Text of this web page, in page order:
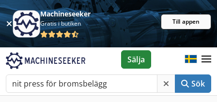
Machineseeker
Gratis i butiken Till appen
Sök
Sälja